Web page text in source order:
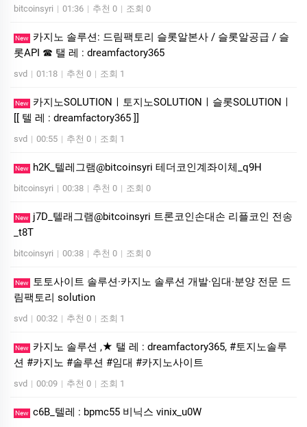
bitcoinsyri | 01:36 | 추천 0 | 조회 0
New
카지노 솔루션: 드림팩토리 슬롯알본사 / 슬롯알공급 / 슬
롯API ☎ 탤 레 : dreamfactory365
svd | 01:18 | 추천 0 | 조회 1
New
카­지노SOLUTIONㅣ토지노SOLUTIONㅣ슬롯SOLUTIONㅣ
[[ 텔 레 : dreamfactory365 ]]
svd | 00:55 | 추천 0 | 조회 1
New h2K_텔레그램@bitcoinsyri 테더코인계좌이체_q9H
bitcoinsyri | 00:38 | 추천 0 | 조회 0
New
j7D_텔래그램@bitcoinsyri 트론코인손대손 리플코인 전송
_t8T
bitcoinsyri | 00:38 | 추천 0 | 조회 0
New
토토사이트 솔루션·카지노 솔루션 개발·임대·분양 전문 드
림팩토리 solution
svd | 00:32 | 추천 0 | 조회 1
New
카지노 솔루션 ,★ 탤 레 : dreamfactory365, #토지노솔루
션 #카지노 #솔루션 #임대 #카지노사이트
svd | 00:09 | 추천 0 | 조회 1
New c6B_텔레 : bpmc55 비닉스 vinix_u0W